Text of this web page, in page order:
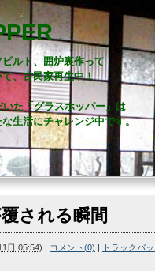
ルド、囲炉裏作って
、古民家再生中！
た「グラスホッパー」は
生活にチャレンジ中です。
される瞬間
日 05:54) | コメント(0) | トラックバ